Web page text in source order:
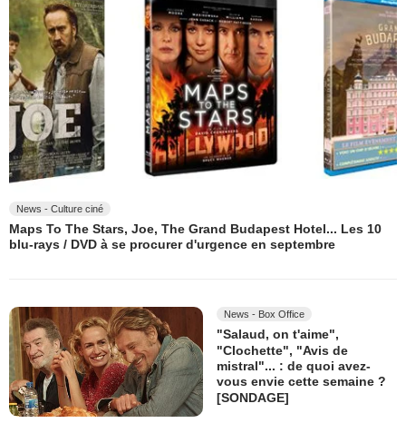
News - Culture ciné
Maps To The Stars, Joe, The Grand Budapest Hotel... Les 10
blu-rays / DVD à se procurer d'urgence en septembre
News - Box Office
"Salaud, on t'aime",
"Clochette", "Avis de
mistral"... : de quoi avez-
vous envie cette semaine ?
[SONDAGE]